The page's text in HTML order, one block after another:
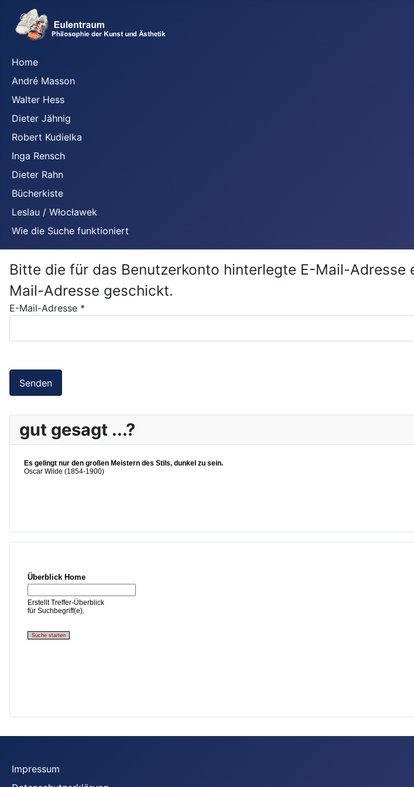
Home
André Masson
Walter Hess
Dieter Jähnig
Robert Kudielka
Inga Rensch
Dieter Rahn
Bücherkiste
Leslau / Włocławek
Wie die Suche funktioniert
Bitte die für das Benutzerkonto hinterlegte E-Mail-Adresse
Mail-Adresse geschickt.
E-Mail-Adresse *
Senden
gut gesagt ...?
Impressum